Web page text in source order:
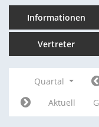
Informationen
Vertreter
Quartal
Aktuell